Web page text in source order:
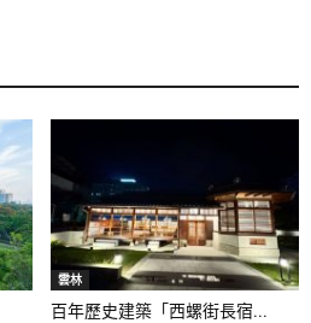
雲林
百年歷史建築「西螺街長宿...